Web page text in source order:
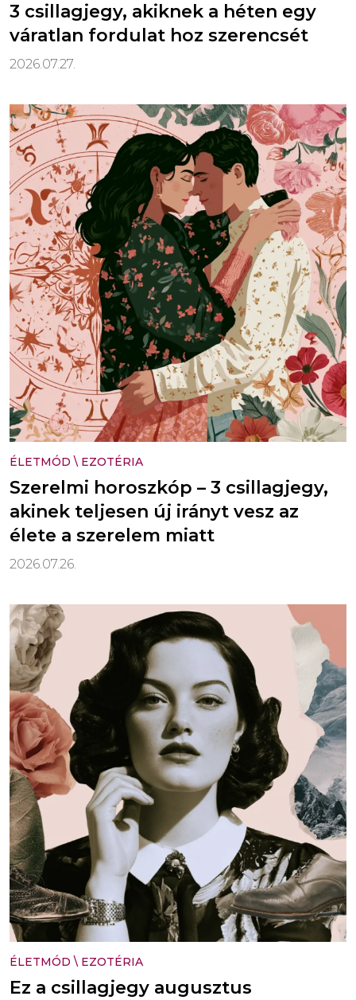
3 csillagjegy, akiknek a héten egy
váratlan fordulat hoz szerencsét
2026.07.27.
ÉLETMÓD \ EZOTÉRIA
Szerelmi horoszkóp – 3 csillagjegy,
akinek teljesen új irányt vesz az
élete a szerelem miatt
2026.07.26.
ÉLETMÓD \ EZOTÉRIA
Ez a csillagjegy augusztus